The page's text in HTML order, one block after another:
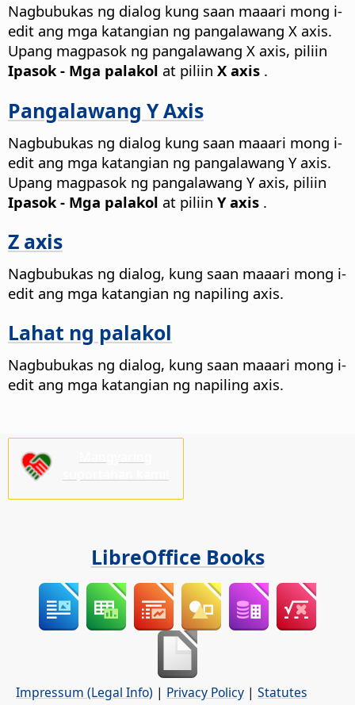
Nagbubukas ng dialog kung saan maaari mong i-
edit ang mga katangian ng pangalawang X axis.
Upang magpasok ng pangalawang X axis, piliin
Ipasok - Mga palakol at piliin X axis .
Pangalawang Y Axis
Nagbubukas ng dialog kung saan maaari mong i-
edit ang mga katangian ng pangalawang Y axis.
Upang magpasok ng pangalawang Y axis, piliin
Ipasok - Mga palakol at piliin Y axis .
Z axis
Nagbubukas ng dialog, kung saan maaari mong i-
edit ang mga katangian ng napiling axis.
Lahat ng palakol
Nagbubukas ng dialog, kung saan maaari mong i-
edit ang mga katangian ng napiling axis.
LibreOffice Books
Impressum (Legal Info) | Privacy Policy | Statutes